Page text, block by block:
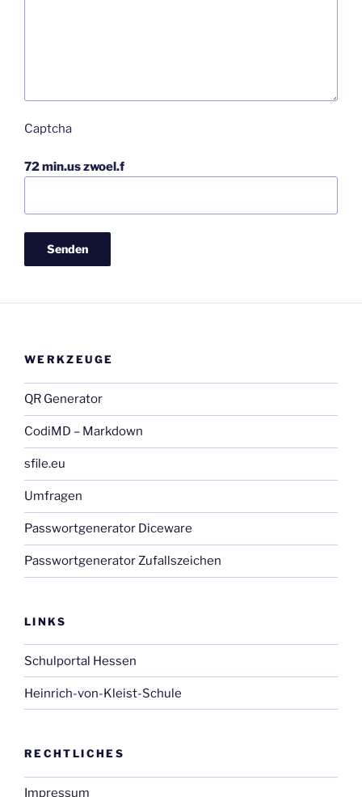
Captcha
72 min.us zwoel.f
WERKZEUGE
QR Generator
CodiMD – Markdown
sfile.eu
Umfragen
Passwortgenerator Diceware
Passwortgenerator Zufallszeichen
LINKS
Schulportal Hessen
Heinrich-von-Kleist-Schule
RECHTLICHES
Impressum